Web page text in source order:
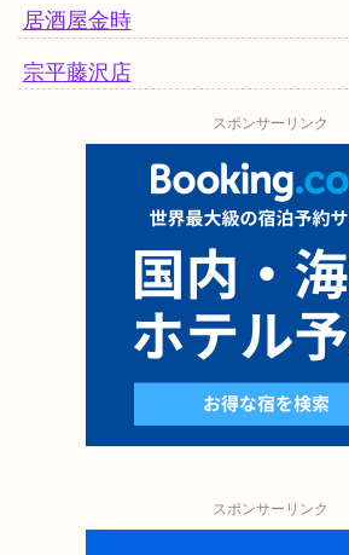
居酒屋金時
宗平藤沢店
スポンサーリンク
スポンサーリンク